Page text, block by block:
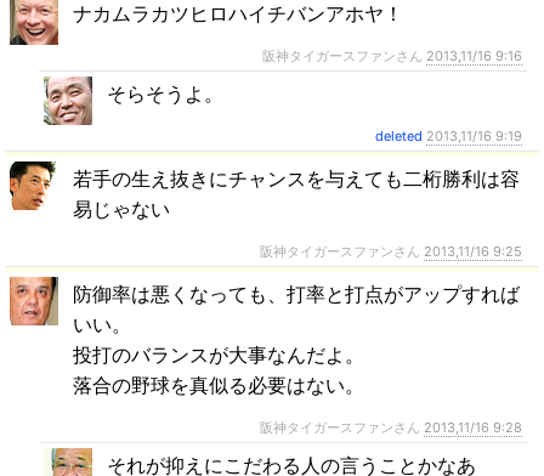
ナカムラカツヒロハイチバンアホヤ！
阪神タイガースファンさん 2013,11/16 9:16
そらそうよ。
deleted 2013,11/16 9:19
若手の生え抜きにチャンスを与えても二桁勝利は容
易じゃない
阪神タイガースファンさん 2013,11/16 9:25
防御率は悪くなっても、打率と打点がアップすれば
いい。
投打のバランスが大事なんだよ。
落合の野球を真似る必要はない。
阪神タイガースファンさん 2013,11/16 9:28
それが抑えにこだわる人の言うことかなあ